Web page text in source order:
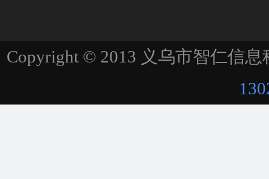
Copyright © 2013 义乌市智仁信